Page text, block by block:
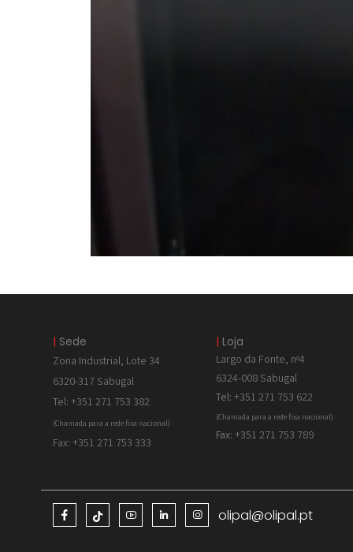
| Sede
Zona Industrial, Lote 34
6320-317 Sabugal
Tel: +351 271 753 382
(Chamada para a rede fixa nacional)
Fax: +351 271 753 333
| Loja
Largo da Fonte, nº4
6324-008 Sabugal
Tel: +351 271 753 622
(Chamada para a rede fixa nacional)
Fax: +351 271 753 789
olipal@olipal.pt